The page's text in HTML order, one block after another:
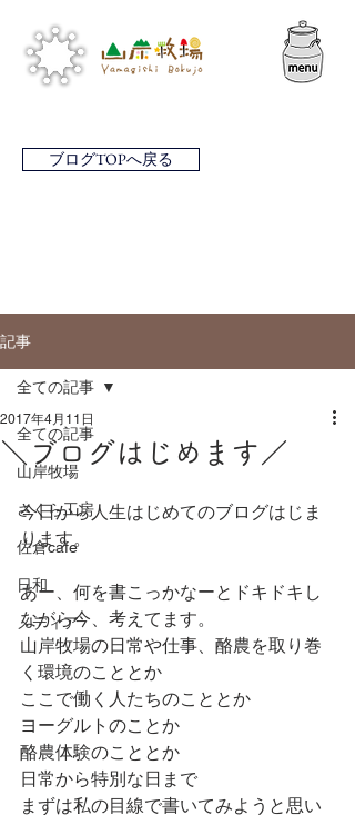
ブログTOPへ戻る
記事
全ての記事
山岸牧場
さくら工房
佐倉cafe
日和
メディア
全ての記事
＼ブログはじめます／
2017年4月11日
今日から人生はじめてのブログはじま
ります。
あー、何を書こっかなーとドキドキし
ながら今、考えてます。
山岸牧場の日常や仕事、酪農を取り巻
く環境のこととか
ここで働く人たちのこととか
ヨーグルトのことか
酪農体験のこととか
日常から特別な日まで
まずは私の目線で書いてみようと思い